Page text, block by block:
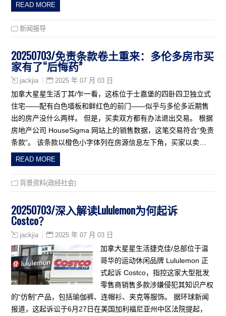
READ MORE
新闻报导
20250703/免责条款卷土重来：多伦多房市买
家有了“后悔药”
jackjia 2025 年 07 月 03 日
加拿大星星生活丁其/乍一看，这栋位于士嘉堡的四卧四卫独立式
住宅——配有白色墙板和鲜红色的前门——似乎与多伦多近期售
出的房产没什么两样。 但是，买卖双方都有办法退出交易。 根据
房地产公司 HouseSigma 网站上的销售数据，这笔交易符合“免责
条款”。 该条款以橙色小字体列在房源信息左下角，买家以卖…
READ MORE
背景资料(政经社会)
20250703/深入解读Lululemon为何起诉
Costco？
jackjia 2025 年 07 月 03 日
加拿大星星生活捷克佳/总部位于温
哥华的运动休闲品牌 Lululemon 正
式起诉 Costco，指控这家大型批发
零售商销售多款涉嫌侵犯其知识产权
的“仿制”产品，包括瑜伽裤、连帽衫、夹克等服饰。 据环球新闻
报道，这起诉讼于6月27日在美国加利福尼亚州中区法院提起，